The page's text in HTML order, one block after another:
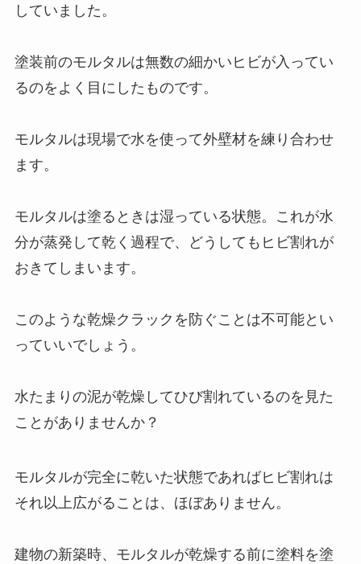
していました。
塗装前のモルタルは無数の細かいヒビが入ってい
るのをよく目にしたものです。
モルタルは現場で水を使って外壁材を練り合わせ
ます。
モルタルは塗るときは湿っている状態。これが水
分が蒸発して乾く過程で、どうしてもヒビ割れが
おきてしまいます。
このような乾燥クラックを防ぐことは不可能とい
っていいでしょう。
水たまりの泥が乾燥してひび割れているのを見た
ことがありませんか？
モルタルが完全に乾いた状態であればヒビ割れは
それ以上広がることは、ほぼありません。
建物の新築時、モルタルが乾燥する前に塗料を塗